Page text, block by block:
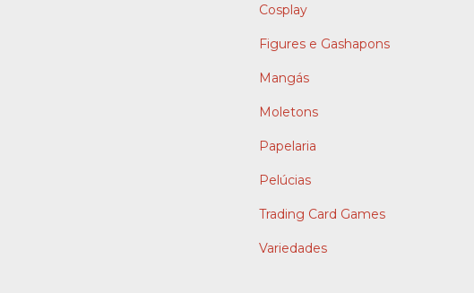
Cosplay
Figures e Gashapons
Mangás
Moletons
Papelaria
Pelúcias
Trading Card Games
Variedades